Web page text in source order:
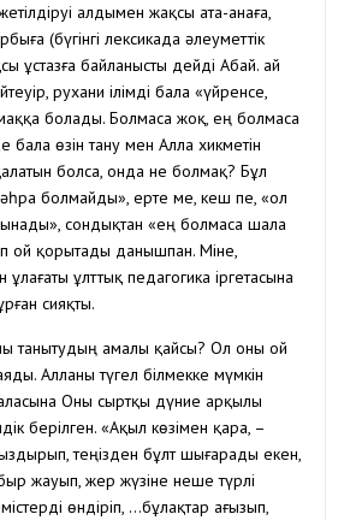
алдымен жақсы ата-анаға,
(бүгінгі лексикада әлеуметтік
ұстазға байланысты дейді Абай. Қай
рухани ілімді бала «үйренсе,
болады. Болмаса жоқ, ең болмаса
бала өзін тану мен Алла хикметін
болса, онда не болмақ? Бұл
болмайды», ерте ме, кеш пе, «ол
сондықтан «ең болмаса шала
ой қорытады данышпан. Міне,
ұлттық педагогика іргетасына
сияқты.
танытудың амалы қайсы? Ол оны ой
Алланы түгел білмекке мүмкін
Оны сыртқы дүние арқылы
берілген. «Ақыл көзімен қара, –
теңізден бұлт шығарады екен,
жауып, жер жүзіне неше түрлі
өндіріп, …бұлақтар ағызып,